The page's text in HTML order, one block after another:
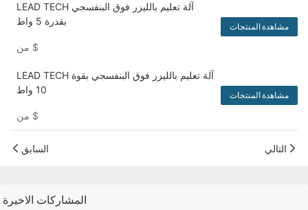
LEAD TECH آلة تعليم بالليزر فوق البنفسجي
بقدرة 5 واط
$
مشاهدة المنتجات
LEAD TECH آلة تعليم بالليزر فوق البنفسجي بقوة
10 واط
$
مشاهدة المنتجات
السابق التالي
المشاركات الاخيرة